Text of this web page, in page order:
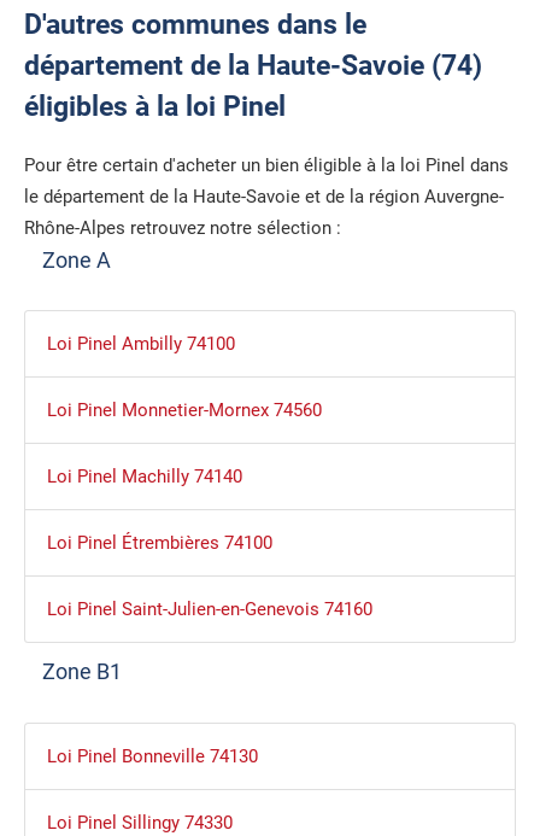
D'autres communes dans le
département de la Haute-Savoie (74)
éligibles à la loi Pinel
Pour être certain d'acheter un bien éligible à la loi Pinel dans
le département de la Haute-Savoie et de la région Auvergne-
Rhône-Alpes retrouvez notre sélection :
Zone A
Loi Pinel Ambilly 74100
Loi Pinel Monnetier-Mornex 74560
Loi Pinel Machilly 74140
Loi Pinel Étrembières 74100
Loi Pinel Saint-Julien-en-Genevois 74160
Zone B1
Loi Pinel Bonneville 74130
Loi Pinel Sillingy 74330